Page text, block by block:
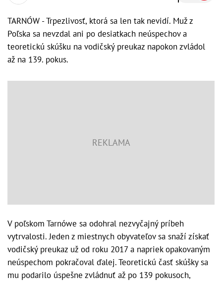
TARNÓW - Trpezlivosť, ktorá sa len tak nevidí. Muž z
Poľska sa nevzdal ani po desiatkach neúspechov a
teoretickú skúšku na vodičský preukaz napokon zvládol
až na 139. pokus.
V poľskom Tarnówe sa odohral nezvyčajný príbeh
vytrvalosti. Jeden z miestnych obyvateľov sa snaží získať
vodičský preukaz už od roku 2017 a napriek opakovaným
neúspechom pokračoval ďalej. Teoretickú časť skúšky sa
mu podarilo úspešne zvládnuť až po 139 pokusoch,